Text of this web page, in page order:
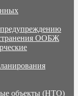
ООБЖ
объекты (НТО)